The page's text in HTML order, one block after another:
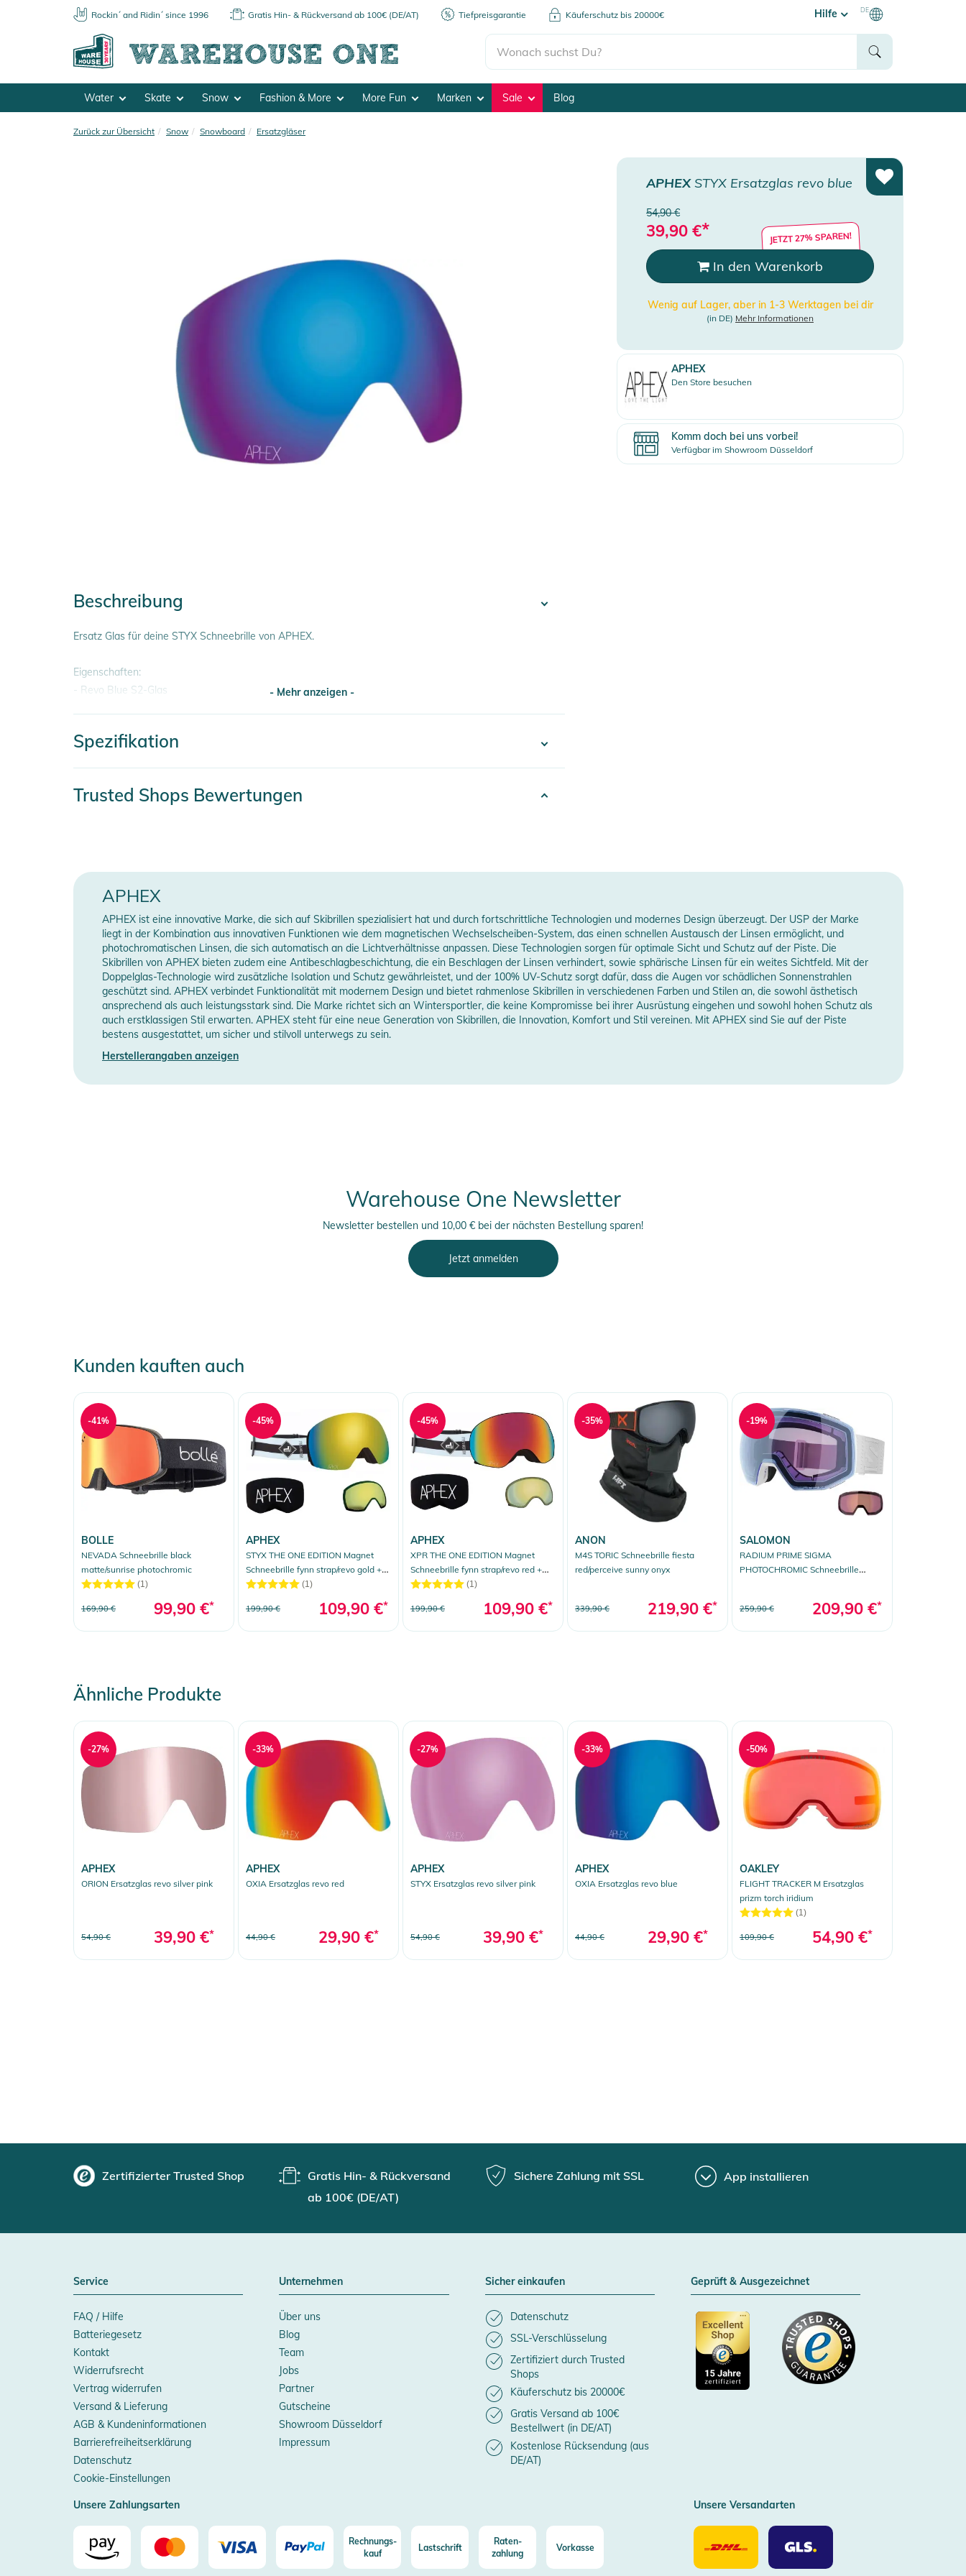
Rockin´ and Ridin´ since 1996 Gratis Hin- & Rückversand ab 100€ (DE/AT) Tiefpreisgarantie Käuferschutz bis 20000€ Hilfe DE
Water Skate Snow Fashion & More More Fun Marken Sale Blog
Zurück zur Übersicht Snow Snowboard Ersatzgläser
APHEXSTYX Ersatzglas revo blue
54,90 €
39,90 €* JETZT 27% SPAREN!
In den Warenkorb
Wenig auf Lager, aber in 1-3 Werktagen bei dir
(in DE) Mehr Informationen
APHEX
Den Store besuchen
Komm doch bei uns vorbei!
Verfügbar im Showroom Düsseldorf
Beschreibung
Ersatz Glas für deine STYX Schneebrille von APHEX.
Eigenschaften:
- Revo Blue S2-Glas
Gebrauchsanweisungen, Sicherheitshinweise und Warnungen finden Sie direkt am Produkt.
- Mehr anzeigen -
Spezifikation
Manufacturer Information Herstellerangaben anzeigen
Trusted Shops Bewertungen
APHEX
APHEX ist eine innovative Marke, die sich auf Skibrillen spezialisiert hat und durch fortschrittliche Technologien und modernes Design überzeugt. Der USP der Marke
liegt in der Kombination aus innovativen Funktionen wie dem magnetischen Wechselscheiben-System, das einen schnellen Austausch der Linsen ermöglicht, und
photochromatischen Linsen, die sich automatisch an die Lichtverhältnisse anpassen. Diese Technologien sorgen für optimale Sicht und Schutz auf der Piste. Die
Skibrillen von APHEX bieten zudem eine Antibeschlagbeschichtung, die ein Beschlagen der Linsen verhindert, sowie sphärische Linsen für ein weites Sichtfeld. Mit der
Doppelglas-Technologie wird zusätzliche Isolation und Schutz gewährleistet, und der 100% UV-Schutz sorgt dafür, dass die Augen vor schädlichen Sonnenstrahlen
geschützt sind. APHEX verbindet Funktionalität mit modernem Design und bietet rahmenlose Skibrillen in verschiedenen Farben und Stilen an, die sowohl ästhetisch
ansprechend als auch leistungsstark sind. Die Marke richtet sich an Wintersportler, die keine Kompromisse bei ihrer Ausrüstung eingehen und sowohl hohen Schutz als
auch erstklassigen Stil erwarten. APHEX steht für eine neue Generation von Skibrillen, die Innovation, Komfort und Stil vereinen. Mit APHEX sind Sie auf der Piste
bestens ausgestattet, um sicher und stilvoll unterwegs zu sein.
Herstellerangaben anzeigen
Warehouse One Newsletter
Newsletter bestellen und 10,00 € bei der nächsten Bestellung sparen!
Jetzt anmelden
Kunden kauften auch
BOLLE
NEVADA Schneebrille black
matte/sunrise photochromic
(1)
169,90 € 99,90 €*
-41%
APHEX
STYX THE ONE EDITION Magnet
Schneebrille fynn strap/revo gold +
Zusatzglas yellow
(1)
199,90 € 109,90 €*
-45%
APHEX
XPR THE ONE EDITION Magnet
Schneebrille fynn strap/revo red +
Zusatzglas yellow
(1)
199,90 € 109,90 €*
-45%
ANON
M4S TORIC Schneebrille fiesta
red/perceive sunny onyx
339,90 € 219,90 €*
-35%
SALOMON
RADIUM PRIME SIGMA
PHOTOCHROMIC Schneebrille
259,90 € 209,90 €*
-19%
Ähnliche Produkte
APHEX
ORION Ersatzglas revo silver pink
54,90 € 39,90 €*
-27%
APHEX
OXIA Ersatzglas revo red
44,90 € 29,90 €*
-33%
APHEX
STYX Ersatzglas revo silver pink
54,90 € 39,90 €*
-27%
APHEX
OXIA Ersatzglas revo blue
44,90 € 29,90 €*
-33%
OAKLEY
FLIGHT TRACKER M Ersatzglas
prizm torch iridium
(1)
109,90 € 54,90 €*
-50%
Zertifizierter Trusted Shop
Gratis Hin- & Rückversand
ab 100€ (DE/AT)
Sichere Zahlung mit SSL App installieren
Service
FAQ / Hilfe
Batteriegesetz
Kontakt
Widerrufsrecht
Vertrag widerrufen
Versand & Lieferung
AGB & Kundeninformationen
Barrierefreiheitserklärung
Datenschutz
Cookie-Einstellungen
Unternehmen
Über uns
Blog
Team
Jobs
Partner
Gutscheine
Showroom Düsseldorf
Impressum
Sicher einkaufen
Datenschutz
SSL-Verschlüsselung
Zertifiziert durch Trusted
Shops
Käuferschutz bis 20000€
Gratis Versand ab 100€
Bestellwert (in DE/AT)
Kostenlose Rücksendung (aus
DE/AT)
Geprüft & Ausgezeichnet
Unsere Zahlungsarten
Rechnungs-
kauf
Lastschrift
Raten-
zahlung
Vorkasse
Unsere Versandarten
Unsere
Versandarten
DHL
Unsere
Versandarten
GLS